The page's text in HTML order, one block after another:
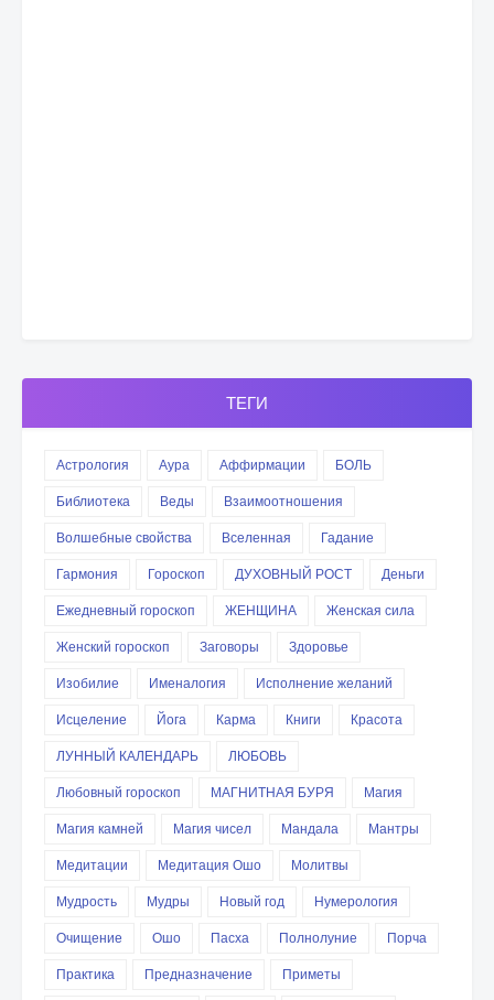
ТЕГИ
Астрология Аура Аффирмации
БОЛЬ
Библиотека
Веды
Взаимоотношения
Волшебные свойства
Вселенная
Гадание
Гармония
Гороскоп ДУХОВНЫЙ РОСТ
Деньги
Ежедневный гороскоп
ЖЕНЩИНА
Женская сила
Женский гороскоп
Заговоры
Здоровье
Изобилие
Именалогия
Исполнение желаний
Исцеление
Йога Карма Книги
Красота
ЛУННЫЙ КАЛЕНДАРЬ
ЛЮБОВЬ
Любовный гороскоп
МАГНИТНАЯ БУРЯ
Магия
Магия камней
Магия чисел Мандала
Мантры
Медитации
Медитация Ошо
Молитвы
Мудрость
Мудры Новый год
Нумерология
Очищение
Ошо Пасха Полнолуние
Порча
Практика
Предназначение
Приметы